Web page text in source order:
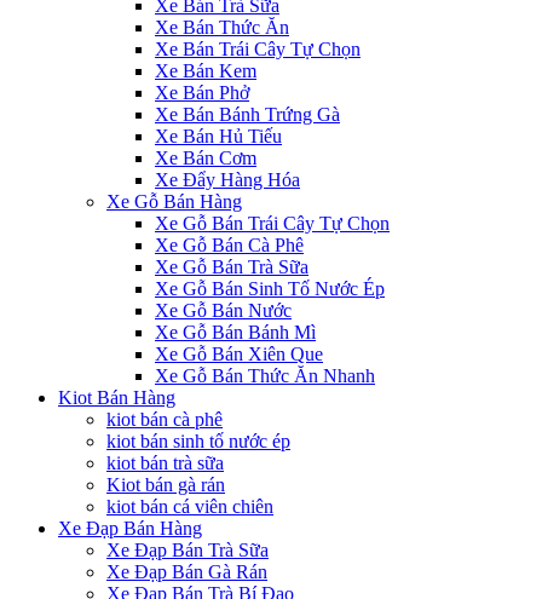
Xe Bán Trà Sữa
Xe Bán Thức Ăn
Xe Bán Trái Cây Tự Chọn
Xe Bán Kem
Xe Bán Phở
Xe Bán Bánh Trứng Gà
Xe Bán Hủ Tiếu
Xe Bán Cơm
Xe Đẩy Hàng Hóa
Xe Gỗ Bán Hàng
Xe Gỗ Bán Trái Cây Tự Chọn
Xe Gỗ Bán Cà Phê
Xe Gỗ Bán Trà Sữa
Xe Gỗ Bán Sinh Tố Nước Ép
Xe Gỗ Bán Nước
Xe Gỗ Bán Bánh Mì
Xe Gỗ Bán Xiên Que
Xe Gỗ Bán Thức Ăn Nhanh
Kiot Bán Hàng
kiot bán cà phê
kiot bán sinh tố nước ép
kiot bán trà sữa
Kiot bán gà rán
kiot bán cá viên chiên
Xe Đạp Bán Hàng
Xe Đạp Bán Trà Sữa
Xe Đạp Bán Gà Rán
Xe Đạp Bán Trà Bí Đao